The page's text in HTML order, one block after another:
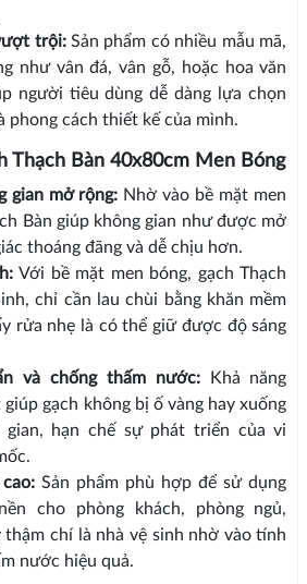
trội:Sản phẩm có nhiều mẫu mã,
như vân đá, vân gỗ, hoặc hoa văn
người tiêu dùng dễ dàng lựa chọn
phong cách thiết kế của mình.
Thạch Bàn 40x80cm Men Bóng
gian mở rộng: Nhờ vào bề mặt men
Bàn giúp không gian như được mở
thoáng đãng và dễ chịu hơn.
Với bề mặt men bóng, gạch Thạch
chỉ cần lau chùi bằng khăn mềm
rửa nhẹ là có thể giữ được độ sáng
và chống thấm nước:Khả năng
gạch không bị ố vàng hay xuống
gian, hạn chế sự phát triển của vi
Sản phẩm phù hợp để sử dụng
cho phòng khách, phòng ngủ,
thậm chí là nhà vệ sinh nhờ vào tính
nước hiệu quả.